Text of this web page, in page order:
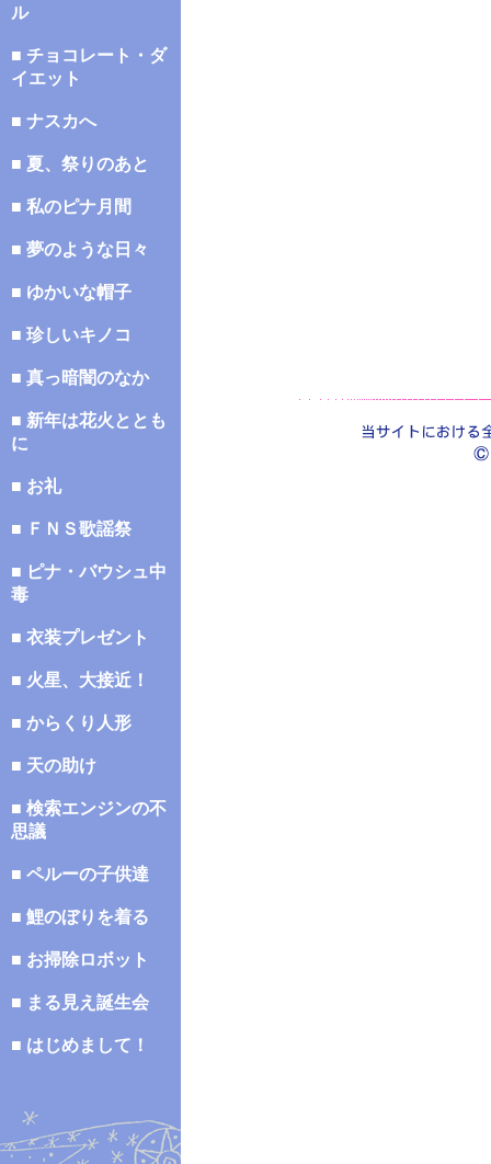
ル
■ チョコレート・ダ
イエット
■ ナスカへ
■ 夏、祭りのあと
■ 私のピナ月間
■ 夢のような日々
■ ゆかいな帽子
■ 珍しいキノコ
■ 真っ暗闇のなか
■ 新年は花火ととも
に
■ お礼
■ ＦＮＳ歌謡祭
■ ピナ・バウシュ中
毒
■ 衣装プレゼント
■ 火星、大接近！
■ からくり人形
■ 天の助け
■ 検索エンジンの不
思議
■ ペルーの子供達
■ 鯉のぼりを着る
■ お掃除ロボット
■ まる見え誕生会
■ はじめまして！